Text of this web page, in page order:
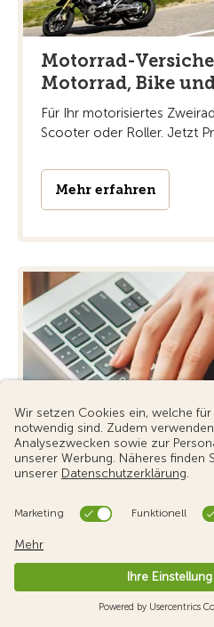
Motorrad-
Motorrad, Bike
Für Ihr motorisiertes
Scooter oder Roller. Jetzt
Mehr erfahren
Vorsicht vor
erkennen und
Erfahren Sie, wie Sie
schützen und im
informieren und ...